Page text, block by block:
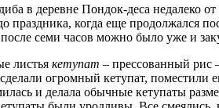
в деревне Пондок-деса недалеко от
праздника, когда еще продолжался
семи часов можно было уже и
листья кетупат – прессованный рис
огромный кетупат, поместили
и делала обычные кетупаты